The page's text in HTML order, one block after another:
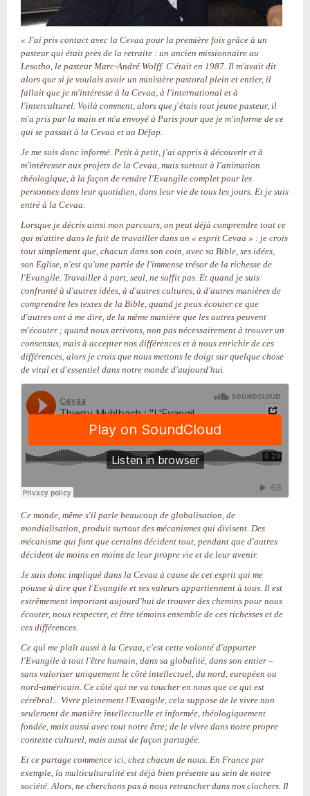
« J'ai pris contact avec la Cevaa pour la première fois grâce à un
pasteur qui était près de la retraite : un ancien missionnaire au
Lesotho, le pasteur Marc-André Wolff. C'était en 1987. Il m'avait dit
alors que si je voulais avoir un ministère pastoral plein et entier, il
fallait que je m'intéresse à la Cevaa, à l'international et à
l'interculturel. Voilà comment, alors que j'étais tout jeune pasteur, il
m'a pris par la main et m'a envoyé à Paris pour que je m'informe de ce
qui se passait à la Cevaa et au Défap.
Je me suis donc informé. Petit à petit, j'ai appris à découvrir et à
m'intéresser aux projets de la Cevaa, mais surtout à l'animation
théologique, à la façon de rendre l'Evangile complet pour les
personnes dans leur quotidien, dans leur vie de tous les jours. Et je suis
entré à la Cevaa.
Lorsque je décris ainsi mon parcours, on peut déjà comprendre tout ce
qui m'attire dans le fait de travailler dans un « esprit Cevaa » : je crois
tout simplement que, chacun dans son coin, avec sa Bible, ses idées,
son Eglise, n'est qu'une partie de l'immense trésor de la richesse de
l'Evangile. Travailler à part, seul, ne suffit pas. Et quand je suis
confronté à d'autres idées, à d'autres cultures, à d'autres manières de
comprendre les textes de la Bible, quand je peux écouter ce que
d'autres ont à me dire, de la même manière que les autres peuvent
m'écouter ; quand nous arrivons, non pas nécessairement à trouver un
consensus, mais à accepter nos différences et à nous enrichir de ces
différences, alors je crois que nous mettons le doigt sur quelque chose
de vital et d'essentiel dans notre monde d'aujourd'hui.
Ce monde, même s'il parle beaucoup de globalisation, de
mondialisation, produit surtout des mécanismes qui divisent. Des
mécanisme qui font que certains décident tout, pendant que d'autres
décident de moins en moins de leur propre vie et de leur avenir.
Je suis donc impliqué dans la Cevaa à cause de cet esprit qui me
pousse à dire que l'Evangile et ses valeurs appartiennent à tous. Il est
extrêmement important aujourd'hui de trouver des chemins pour nous
écouter, nous respecter, et être témoins ensemble de ces richesses et de
ces différences.
Ce qui me plaît aussi à la Cevaa, c'est cette volonté d'apporter
l'Evangile à tout l'être humain, dans sa globalité, dans son entier –
sans valoriser uniquement le côté intellectuel, du nord, européen ou
nord-américain. Ce côté qui ne va toucher en nous que ce qui est
cérébral... Vivre pleinement l'Evangile, cela suppose de le vivre non
seulement de manière intellectuelle et informée, théologiquement
fondée, mais aussi avec tout notre être; de le vivre dans notre propre
contexte culturel, mais aussi de façon partagée.
Et ce partage commence ici, chez chacun de nous. En France par
exemple, la multiculturalité est déjà bien présente au sein de notre
société. Alors, ne cherchons pas à nous retrancher dans nos clochers. Il